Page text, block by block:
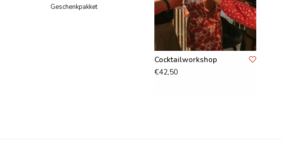
Geschenkpakket
Cocktailworkshop
€42,50